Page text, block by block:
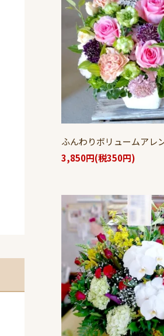
ふんわりボリュームアレ
3,850円(税350円)